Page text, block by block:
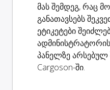
მას შემდეგ, რაც
განათავსებს
ეტიკეტები
პანელზე არსებულ
Cargoson-ში.